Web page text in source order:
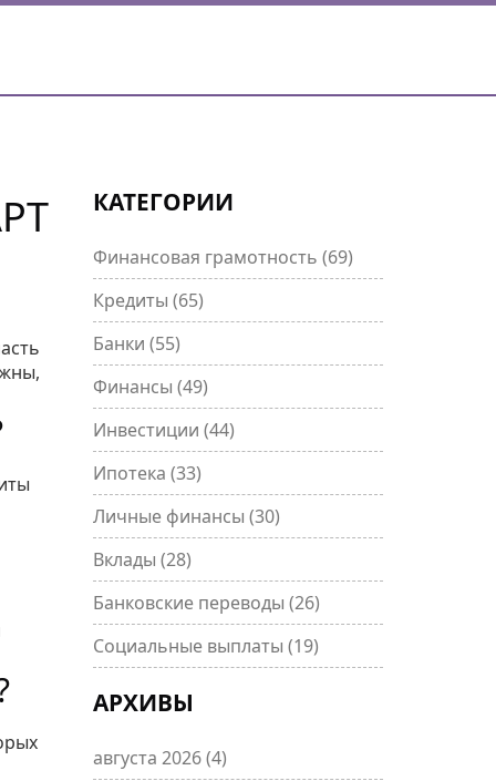
КАТЕГОРИИ
Финансовая грамотность (69)
Кредиты (65)
Банки (55)
Финансы (49)
Инвестиции (44)
Ипотека (33)
Личные финансы (30)
Вклады (28)
Банковские переводы (26)
Социальные выплаты (19)
АРХИВЫ
августа 2026(4)